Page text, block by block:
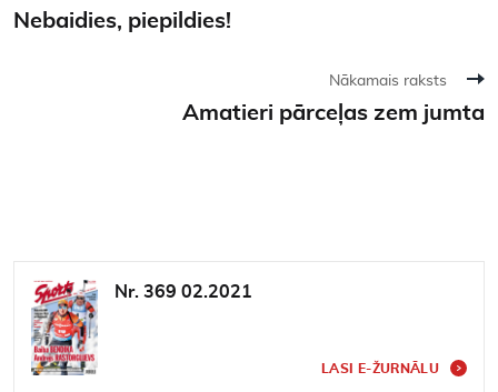
Nebaidies, piepildies!
Nākamais raksts
Amatieri pārceļas zem jumta
Nr. 369 02.2021
LASI E-ŽURNĀLU